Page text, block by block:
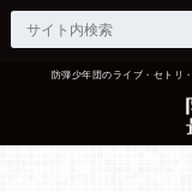
防弾少年団のライブ・セトリ